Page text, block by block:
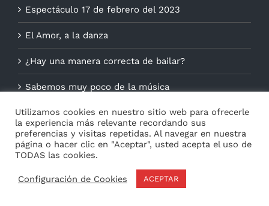
Espectáculo 17 de febrero del 2023
El Amor, a la danza
¿Hay una manera correcta de bailar?
Sabemos muy poco de la música
Utilizamos cookies en nuestro sitio web para ofrecerle
la experiencia más relevante recordando sus
preferencias y visitas repetidas. Al navegar en nuestra
página o hacer clic en "Aceptar", usted acepta el uso de
TODAS las cookies.
Configuración de Cookies ACEPTAR